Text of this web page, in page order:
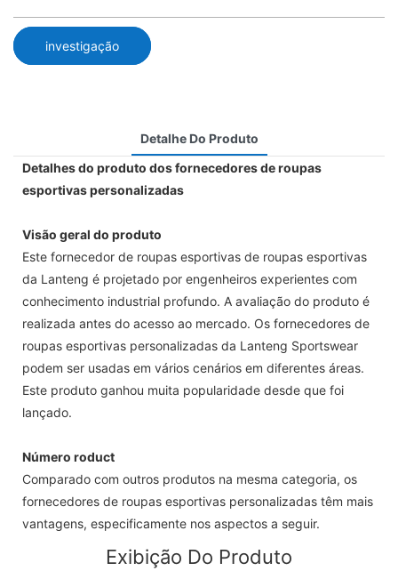
investigação
Detalhe Do Produto
Detalhes do produto dos fornecedores de roupas
esportivas personalizadas
Visão geral do produto
Este fornecedor de roupas esportivas de roupas esportivas
da Lanteng é projetado por engenheiros experientes com
conhecimento industrial profundo. A avaliação do produto é
realizada antes do acesso ao mercado. Os fornecedores de
roupas esportivas personalizadas da Lanteng Sportswear
podem ser usadas em vários cenários em diferentes áreas.
Este produto ganhou muita popularidade desde que foi
lançado.
Número roduct
Comparado com outros produtos na mesma categoria, os
fornecedores de roupas esportivas personalizadas têm mais
vantagens, especificamente nos aspectos a seguir.
Exibição Do Produto